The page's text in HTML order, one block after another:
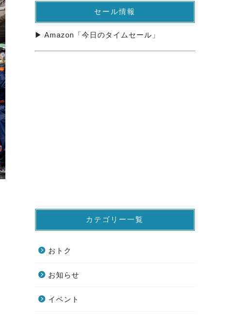
セール情報
▶ Amazon「今日のタイムセール」
カテゴリー一覧
おトク
お知らせ
イベント